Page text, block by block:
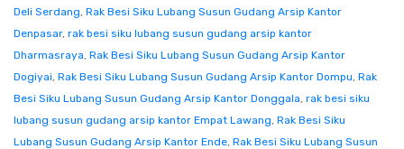
Deli Serdang, Rak Besi Siku Lubang Susun Gudang Arsip Kantor
Denpasar, rak besi siku lubang susun gudang arsip kantor
Dharmasraya, Rak Besi Siku Lubang Susun Gudang Arsip Kantor
Dogiyai, Rak Besi Siku Lubang Susun Gudang Arsip Kantor Dompu, Rak
Besi Siku Lubang Susun Gudang Arsip Kantor Donggala, rak besi siku
lubang susun gudang arsip kantor Empat Lawang, Rak Besi Siku
Lubang Susun Gudang Arsip Kantor Ende, Rak Besi Siku Lubang Susun